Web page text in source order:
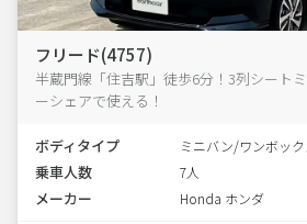
フリード(4757)
半蔵門線「住吉駅」徒歩6分！3列シート
ーシェアで使える！
ボディタイプ ミニバン/ワンボック
乗車人数 7人
メーカー Honda ホンダ